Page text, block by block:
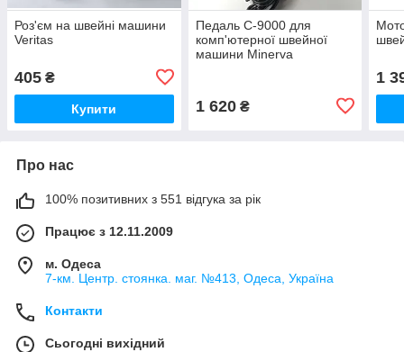
Роз'єм на швейні машини
Veritas
405 ₴
Купити
Педаль C-9000 для
комп'ютерної швейної
машини Minerva
1 620₴
1
Про нас
100% позитивних з 551 відгука за рік
Працює з 12.11.2009
м. Одеса
7-км. Центр. стоянка. маг. №413, Одеса, Україна
Контакти
Сьогодні вихідний